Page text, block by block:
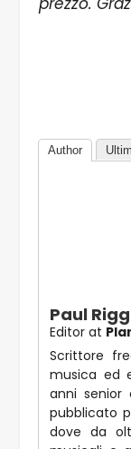
Author
Paul Rigg
Editor at
Scrittore
musica ed
anni senior
pubblicato
dove da